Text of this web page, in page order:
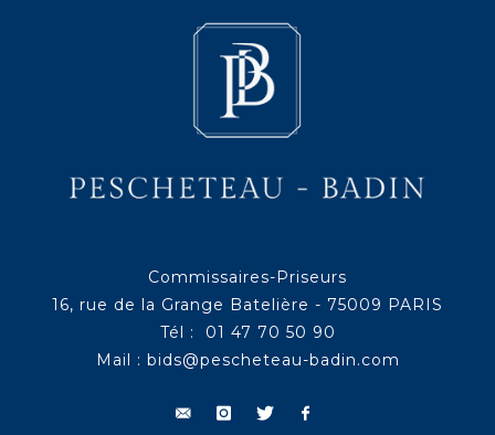
Commissaires-Priseurs
16, rue de la Grange Batelière - 75009 PARIS
Tél : 01 47 70 50 90
Mail : bids@pescheteau-badin.com